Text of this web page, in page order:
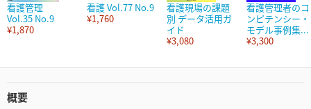
看護管理
Vol.35 No.9
¥1,870
看護 Vol.77 No.9
¥1,760
看護現場の課題
別 データ活用ガ
イド
¥3,080
看護管理者のコ
ンピテンシー・
モデル事例集...
¥3,300
概要